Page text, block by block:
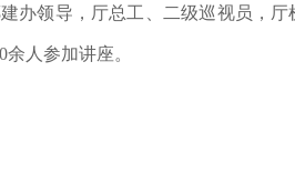
领导，厅总工、二级巡视员，厅
人参加讲座。